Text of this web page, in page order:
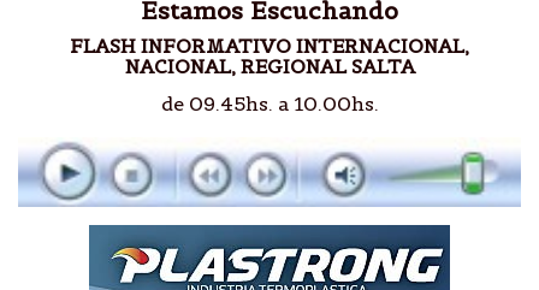
Estamos Escuchando
FLASH INFORMATIVO INTERNACIONAL,
NACIONAL, REGIONAL SALTA
de 09.45hs. a 10.00hs.